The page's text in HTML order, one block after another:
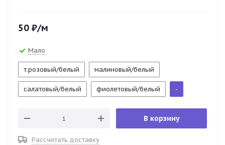
50 ₽/м
Мало
т.розовый/белый малиновый/белый
салатовый/белый фиолетовый/белый -
В корзину
Рассчитать доставку